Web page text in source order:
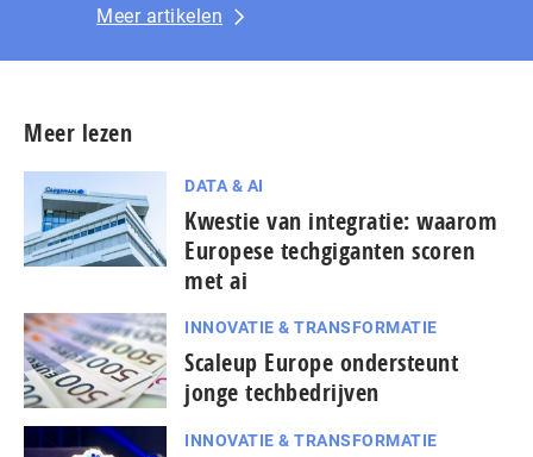
Meer artikelen
Meer lezen
DATA & AI
Kwestie van integratie: waarom
Europese techgiganten scoren
met ai
INNOVATIE & TRANSFORMATIE
Scaleup Europe ondersteunt
jonge techbedrijven
INNOVATIE & TRANSFORMATIE